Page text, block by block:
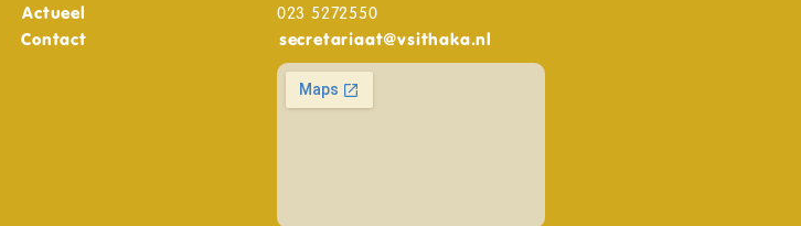
Actueel
Contact
023 5272550
secretariaat@vsithaka.nl